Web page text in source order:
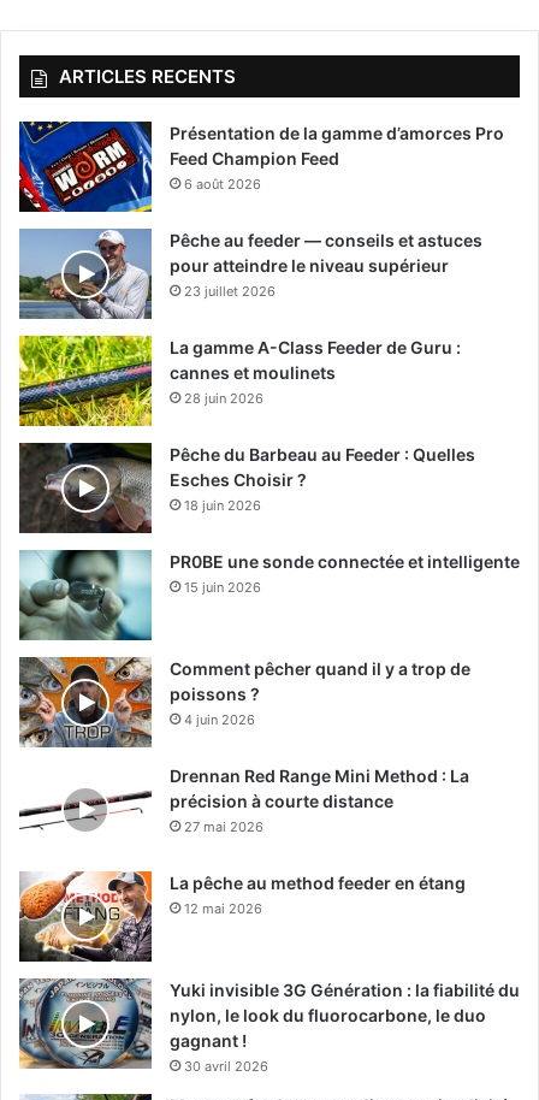
ARTICLES RECENTS
Présentation de la gamme d’amorces Pro
Feed Champion Feed
6 août 2026
Pêche au feeder — conseils et astuces
pour atteindre le niveau supérieur
23 juillet 2026
La gamme A-Class Feeder de Guru :
cannes et moulinets
28 juin 2026
Pêche du Barbeau au Feeder : Quelles
Esches Choisir ?
18 juin 2026
PR0BE une sonde connectée et intelligente
15 juin 2026
Comment pêcher quand il y a trop de
poissons ?
4 juin 2026
Drennan Red Range Mini Method : La
précision à courte distance
27 mai 2026
La pêche au method feeder en étang
12 mai 2026
Yuki invisible 3G Génération : la fiabilité du
nylon, le look du fluorocarbone, le duo
gagnant !
30 avril 2026